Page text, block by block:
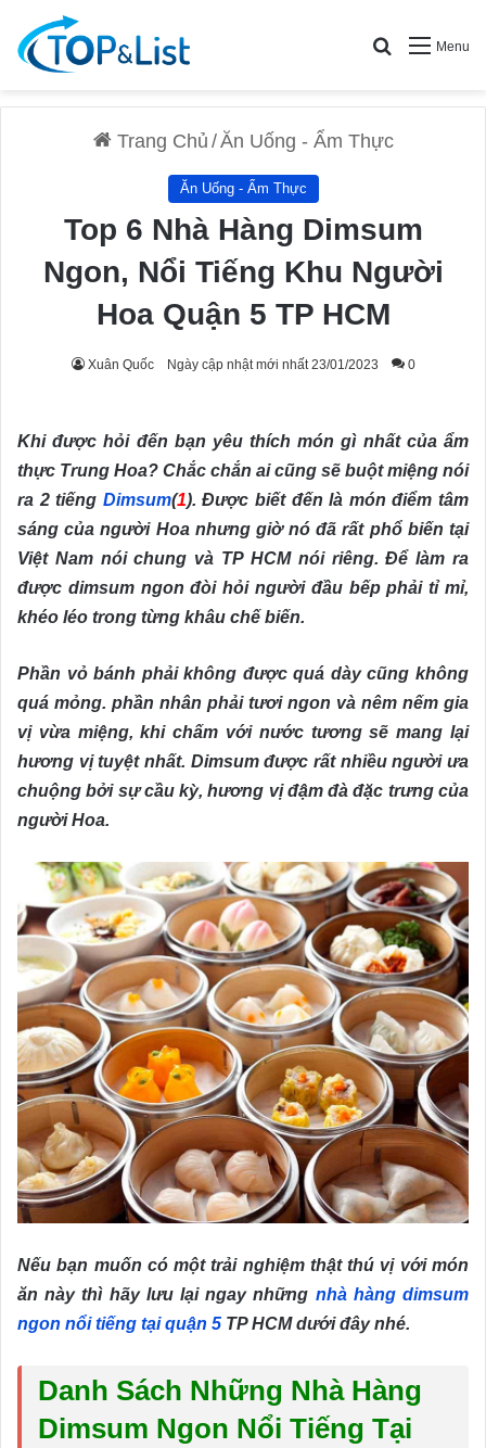
Menu
Search for
Trang Chủ /Ăn Uống - Ẩm Thực
Ăn Uống - Ẩm Thực
Top 6 Nhà Hàng Dimsum
Ngon, Nổi Tiếng Khu Người
Hoa Quận 5 TP HCM
Xuân Quốc Ngày cập nhật mới nhất 23/01/2023 0
Khi được hỏi đến bạn yêu thích món gì nhất của ẩm
thực Trung Hoa? Chắc chắn ai cũng sẽ buột miệng nói
ra 2 tiếng Dimsum(1). Được biết đến là món điểm tâm
sáng của người Hoa nhưng giờ nó đã rất phổ biến tại
Việt Nam nói chung và TP HCM nói riêng. Để làm ra
được dimsum ngon đòi hỏi người đầu bếp phải tỉ mỉ,
khéo léo trong từng khâu chế biến.
Phần vỏ bánh phải không được quá dày cũng không
quá mỏng. phần nhân phải tươi ngon và nêm nếm gia
vị vừa miệng, khi chấm với nước tương sẽ mang lại
hương vị tuyệt nhất. Dimsum được rất nhiều người ưa
chuộng bởi sự cầu kỳ, hương vị đậm đà đặc trưng của
người Hoa.
Nếu bạn muốn có một trải nghiệm thật thú vị với món
ăn này thì hãy lưu lại ngay những nhà hàng dimsum
ngon nổi tiếng tại quận 5 TP HCM dưới đây nhé.
Danh Sách Những Nhà Hàng
Dimsum Ngon Nổi Tiếng Tại